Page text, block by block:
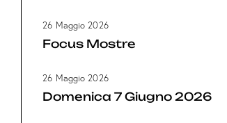
26 Maggio 2026
Focus Mostre
26 Maggio 2026
Domenica 7 Giugno 2026